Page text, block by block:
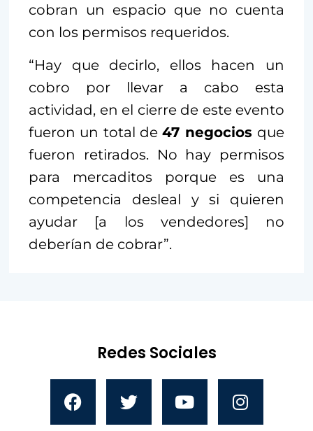
cobran un espacio que no cuenta
con los permisos requeridos.
“Hay que decirlo, ellos hacen un
cobro por llevar a cabo esta
actividad, en el cierre de este evento
fueron un total de47 negocios que
fueron retirados. No hay permisos
para mercaditos porque es una
competencia desleal y si quieren
ayudar [a los vendedores] no
deberían de cobrar”.
Redes Sociales